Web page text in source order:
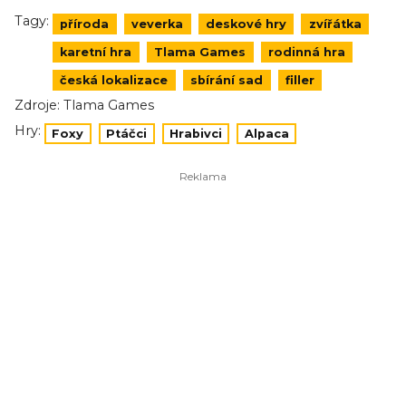
Tagy: příroda veverka deskové hry zvířátka
karetní hra Tlama Games rodinná hra
česká lokalizace sbírání sad filler
Zdroje: Tlama Games
Hry:
Foxy Ptáčci Hrabivci Alpaca